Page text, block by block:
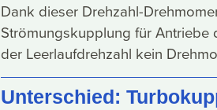
Dank dieser Drehzahl-
Strömungskupplung für Antriebe
der Leerlaufdrehzahl kein
Unterschied: